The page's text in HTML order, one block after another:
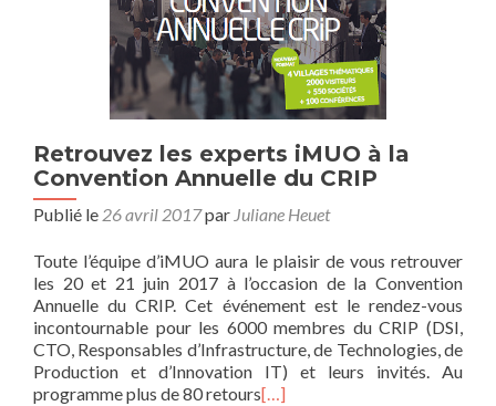
Retrouvez les experts iMUO à la
Convention Annuelle du CRIP
Publié le 26 avril 2017par Juliane Heuet
Toute l’équipe d’iMUO aura le plaisir de vous retrouver
les 20 et 21 juin 2017 à l’occasion de la Convention
Annuelle du CRIP. Cet événement est le rendez-vous
incontournable pour les 6000 membres du CRIP (DSI,
CTO, Responsables d’Infrastructure, de Technologies, de
Production et d’Innovation IT) et leurs invités. Au
programme plus de 80 retours[…]